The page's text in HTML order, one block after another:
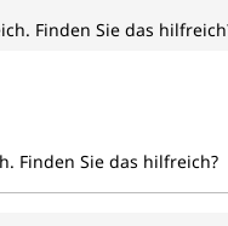
Finden Sie das
Finden Sie das hilfreich?